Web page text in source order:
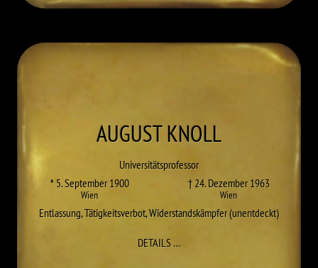
AUGUSTKNOLL
Universitätsprofessor
* 5. September 1900
Wien
† 24. Dezember 1963
Wien
Entlassung,Tätigkeitsverbot,Widerstandskämpfer (unentdeckt)
DETAILS…ZU AUGUST KNOLL